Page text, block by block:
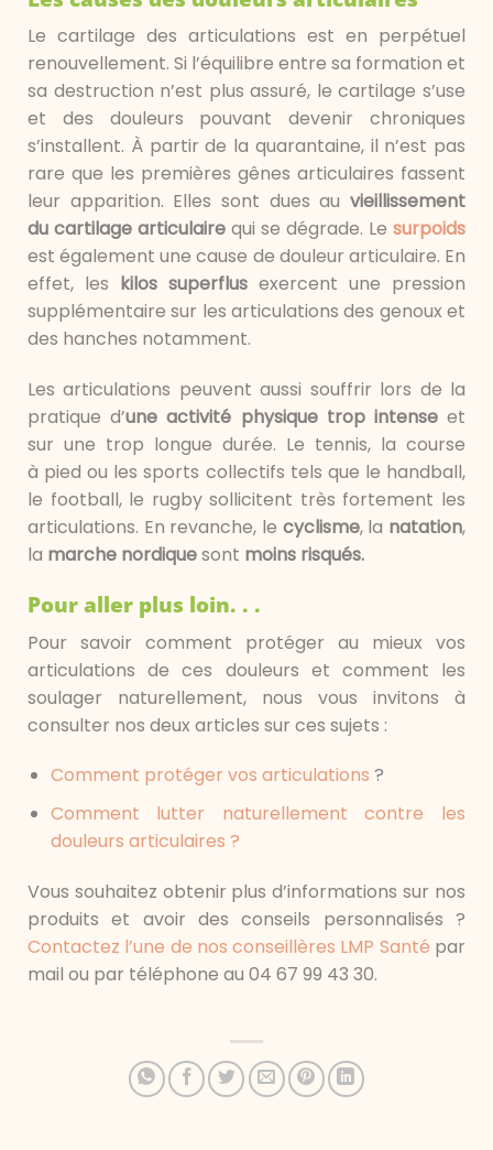
Le cartilage des articulations est en perpétuel
renouvellement. Si l’équilibre entre sa formation et
sa destruction n’est plus assuré, le cartilage s’use
et des douleurs pouvant devenir chroniques
s’installent. À partir de la quarantaine, il n’est pas
rare que les premières gênes articulaires fassent
leur apparition. Elles sont dues au vieillissement
du cartilage articulaire qui se dégrade. Le surpoids
est également une cause de douleur articulaire. En
effet, les kilos superflus exercent une pression
supplémentaire sur les articulations des genoux et
des hanches notamment.
Les articulations peuvent aussi souffrir lors de la
pratique d’une activité physique trop intenseet
sur une trop longue durée. Le tennis, la course
à pied ou les sports collectifs tels que le handball,
le football, le rugby sollicitent très fortement les
articulations. En revanche, le cyclisme, la natation,
la marche nordiquesont moins risqués.
Pour aller plus loin. . .
Pour savoir comment protéger au mieux vos
articulations de ces douleurs et comment les
soulager naturellement, nous vous invitons à
consulter nos deux articles sur ces sujets :
Comment protéger vos articulations ?
Comment lutter naturellement contre les
douleurs articulaires ?
Vous souhaitez obtenir plus d’informations sur nos
produits et avoir des conseils personnalisés ?
Contactez l’une de nos conseillères LMP Santé par
mail ou par téléphone au 04 67 99 43 30.